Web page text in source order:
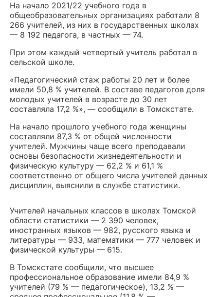
На начало 2021/22 учебного года в
общеобразовательных организациях работали 8
266 учителей, из них в государственных школах
— 8 192 педагога, в частных — 74.
При этом каждый четвертый учитель работал в
сельской школе.
«Педагогический стаж работы 20 лет и более
имели 50,8 % учителей. В составе педагогов доля
молодых учителей в возрасте до 30 лет
составляла 17,2 %», — сообщили в Томскстате.
На начало прошлого учебного года женщины
составляли 87,3 % от общей численности
учителей. Мужчины чаще всего преподавали
основы безопасности жизнедеятельности и
физическую культуру — 62,2 % и 61,1 %
соответственно от общего числа учителей данных
дисциплин, выяснили в службе статистики.
Учителей начальных классов в школах Томской
области статистики — 2 390 человек,
иностранных языков — 982, русского языка и
литературы — 933, математики — 777 человек и
физической культуры — 615.
В Томскстате сообщили, что высшее
профессиональное образование имели 84,9 %
учителей (79 % — педагогическое), 13,2 % —